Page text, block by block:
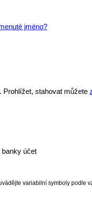
jméno?
Prohlížet, stahovat můžete
banky účet
variabilní symboly podle